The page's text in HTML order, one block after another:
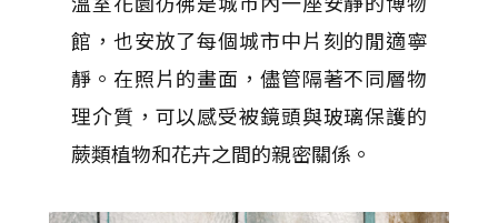
館，也安放了每個城市中片刻的閒適寧
靜。在照片的畫面，儘管隔著不同層物
理介質，可以感受被鏡頭與玻璃保護的
蕨類植物和花卉之間的親密關係。